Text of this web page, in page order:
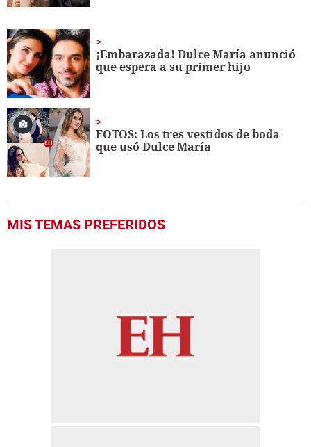
¡Embarazada! Dulce María anunció
que espera a su primer hijo
FOTOS: Los tres vestidos de boda
que usó Dulce María
MIS TEMAS PREFERIDOS